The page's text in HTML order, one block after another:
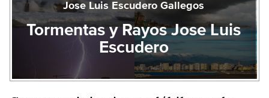
Jose Luis Escudero Gallegos
Tormentas y Rayos Jose Luis
Escudero